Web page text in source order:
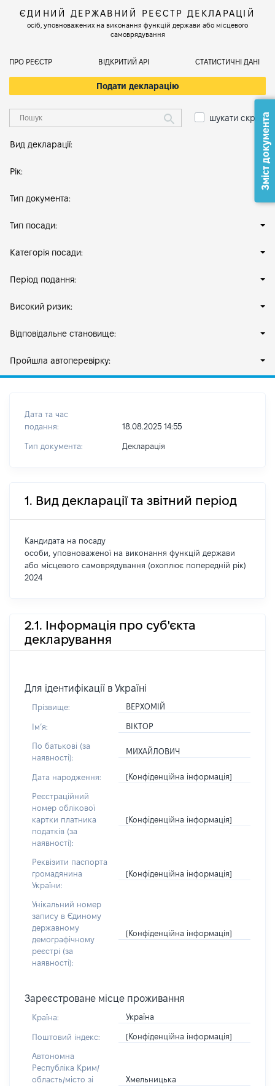
ЄДИНИЙ ДЕРЖАВНИЙ РЕЄСТР ДЕКЛАРАЦІЙ
осіб, уповноважених на виконання функцій держави або місцевого
самоврядування
ПРО РЕЄСТР ВІДКРИТИЙ АРІ СТАТИСТИЧНІ ДАНІ
Подати декларацію
шукати скрізь
Вид декларації:
Рік:
Тип документа:
Тип посади:
Категорія посади:
Період подання:
Високий ризик:
Відповідальне становище:
Пройшла автоперевірку:
Дата та час
подання:
18.08.2025 14:55
Тип документа: Декларація
1. Вид декларації та звітний період
Кандидата на посаду
особи, уповноваженої на виконання функцій держави
або місцевого самоврядування (охоплює попередній рік)
2024
2.1. Інформація про суб'єкта
декларування
Для ідентифікації в Україні
Прізвище: ВЕРХОМІЙ
Імʼя: ВІКТОР
По батькові (за
наявності):
МИХАЙЛОВИЧ
Дата народження: [Конфіденційна інформація]
Реєстраційний
номер облікової
картки платника
податків (за
наявності):
[Конфіденційна інформація]
Реквізити паспорта
громадянина
України:
[Конфіденційна інформація]
Унікальний номер
запису в Єдиному
державному
демографічному
реєстрі (за
наявності):
[Конфіденційна інформація]
Зареєстроване місце проживання
Країна: Україна
Поштовий індекс: [Конфіденційна інформація]
Автономна
Республіка Крим/
область/місто зі
Хмельницька
Зміст документа